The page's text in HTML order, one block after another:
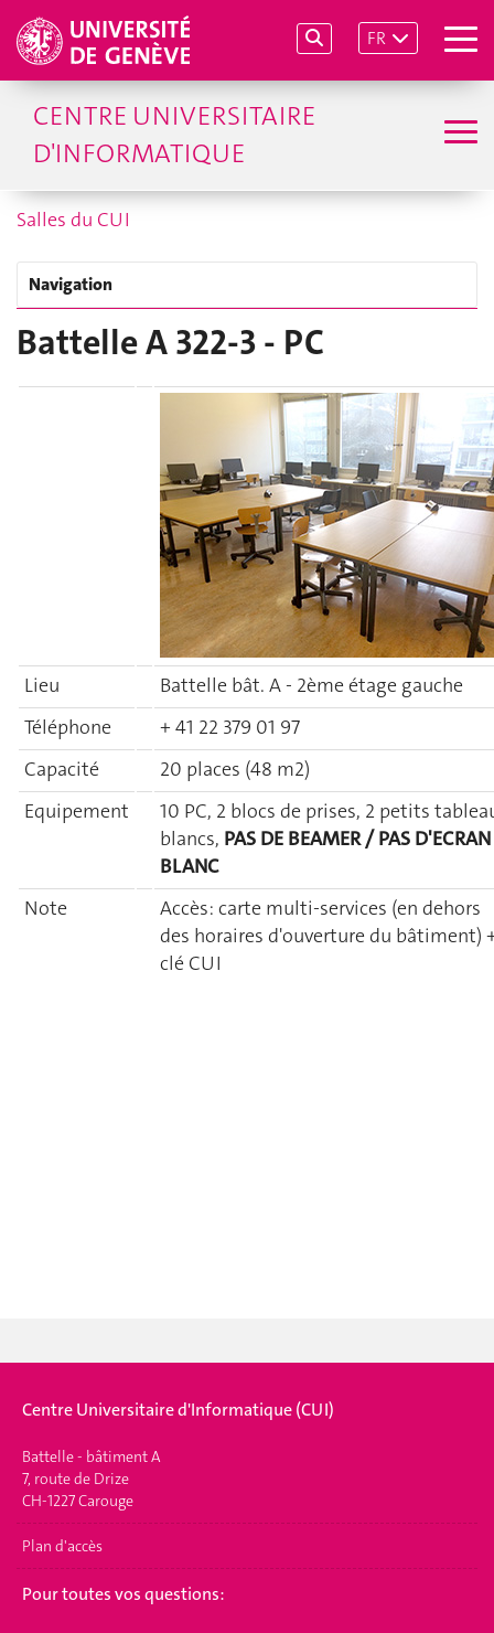
FR
CENTRE UNIVERSITAIRE
D'INFORMATIQUE
Salles du CUI
Navigation
Battelle A 322-3 - PC
Lieu
Battelle bât. A - 2ème étage gauche
Téléphone
+ 41 22 379 01 97
Capacité
20 places (48 m2)
Equipement
10 PC, 2 blocs de prises, 2 petits
blancs, PAS DE BEAMER / PAS D'ECRAN
BLANC
Note
Accès: carte multi-services (en dehors
des horaires d'ouverture du bâtiment)
clé CUI
Centre Universitaire d'Informatique (CUI)
Battelle - bâtiment A
7, route de Drize
CH-1227 Carouge
Plan d'accès
Pour toutes vos questions: